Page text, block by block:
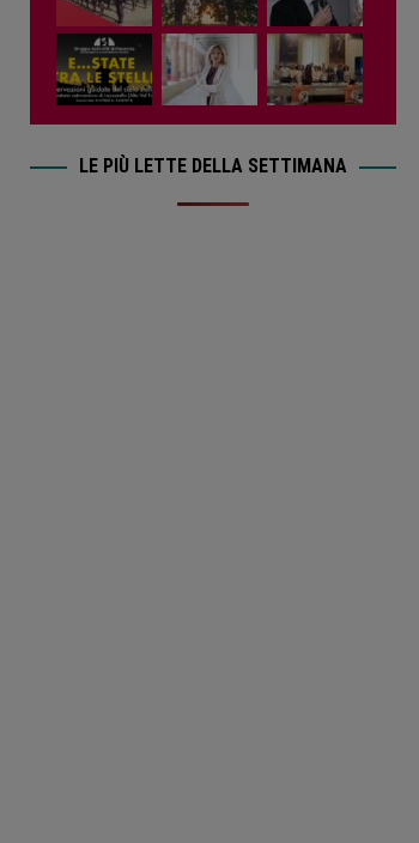
LE PIÙ LETTE DELLA SETTIMANA